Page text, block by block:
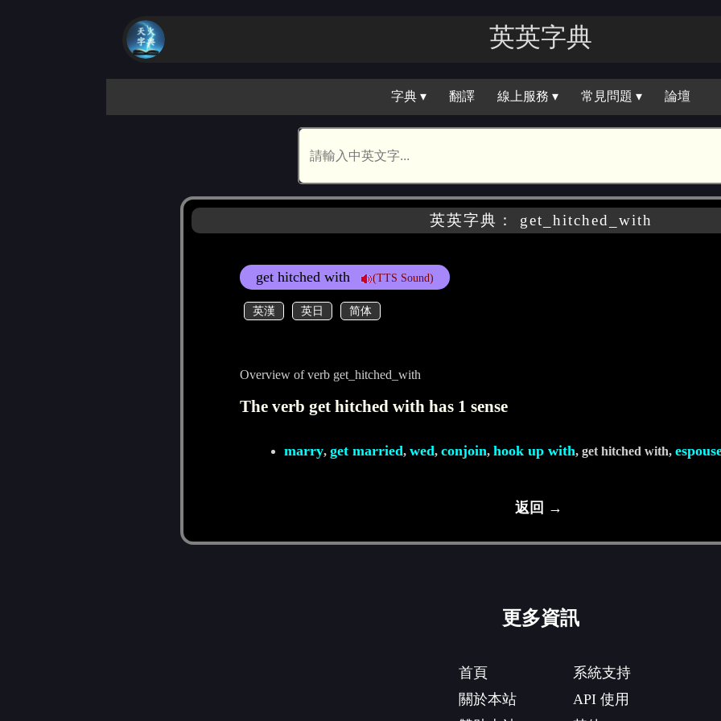
英英字典
字典 ▾ 翻譯 線上服務 ▾ 常見問題 ▾ 論壇
英英字典： get_hitched_with
get hitched with (TTS Sound)
英漢 英日 简体
Overview of verb get_hitched_with
The verb get hitched with has 1 sense
marry, get married, wed, conjoin, hook up with, get hitched with,
返回 →
更多資訊
首頁
關於本站
系統支持
API 使用